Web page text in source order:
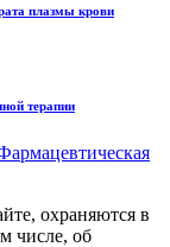
плазмы крови
терапии
охраняются в
числе, об